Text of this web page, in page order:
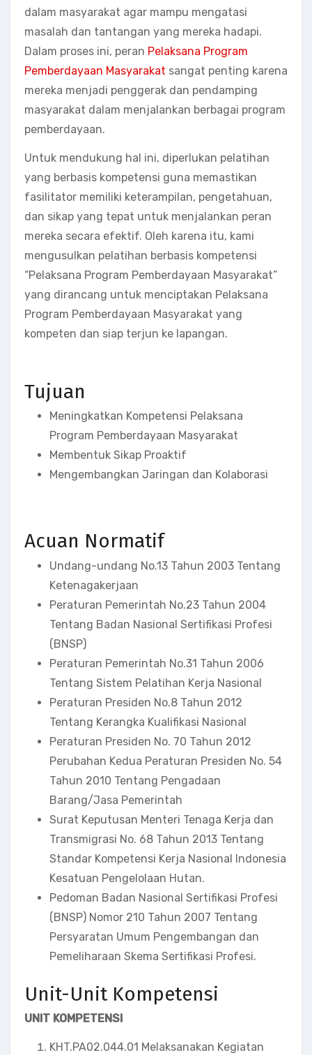
dalam masyarakat agar mampu mengatasi
masalah dan tantangan yang mereka hadapi.
Dalam proses ini, peran Pelaksana Program
Pemberdayaan Masyarakat sangat penting karena
mereka menjadi penggerak dan pendamping
masyarakat dalam menjalankan berbagai program
pemberdayaan.
Untuk mendukung hal ini, diperlukan pelatihan
yang berbasis kompetensi guna memastikan
fasilitator memiliki keterampilan, pengetahuan,
dan sikap yang tepat untuk menjalankan peran
mereka secara efektif. Oleh karena itu, kami
mengusulkan pelatihan berbasis kompetensi
“Pelaksana Program Pemberdayaan Masyarakat”
yang dirancang untuk menciptakan Pelaksana
Program Pemberdayaan Masyarakat yang
kompeten dan siap terjun ke lapangan.
Tujuan
Meningkatkan Kompetensi Pelaksana
Program Pemberdayaan Masyarakat
Membentuk Sikap Proaktif
Mengembangkan Jaringan dan Kolaborasi
Acuan Normatif
Undang-undang No.13 Tahun 2003 Tentang
Ketenagakerjaan
Peraturan Pemerintah No.23 Tahun 2004
Tentang Badan Nasional Sertifikasi Profesi
(BNSP)
Peraturan Pemerintah No.31 Tahun 2006
Tentang Sistem Pelatihan Kerja Nasional
Peraturan Presiden No.8 Tahun 2012
Tentang Kerangka Kualifikasi Nasional
Peraturan Presiden No. 70 Tahun 2012
Perubahan Kedua Peraturan Presiden No. 54
Tahun 2010 Tentang Pengadaan
Barang/Jasa Pemerintah
Surat Keputusan Menteri Tenaga Kerja dan
Transmigrasi No. 68 Tahun 2013 Tentang
Standar Kompetensi Kerja Nasional Indonesia
Kesatuan Pengelolaan Hutan.
Pedoman Badan Nasional Sertifikasi Profesi
(BNSP) Nomor 210 Tahun 2007 Tentang
Persyaratan Umum Pengembangan dan
Pemeliharaan Skema Sertifikasi Profesi.
Unit-Unit Kompetensi
UNIT KOMPETENSI
KHT.PA02.044.01 Melaksanakan Kegiatan